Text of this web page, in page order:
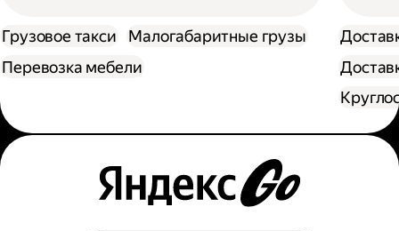
Грузовое такси
Малогабаритные грузы
Перевозка мебели